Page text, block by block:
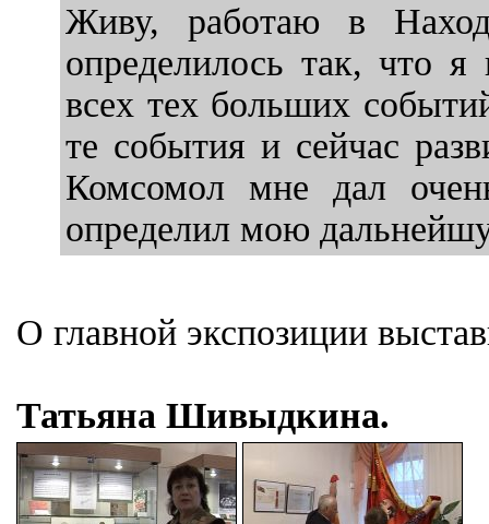
Живу, работаю в
определилось так, что я
всех тех больших
те события и сейчас
Комсомол мне дал
определил мою
О главной экспозиции
Татьяна Шивыдкина.